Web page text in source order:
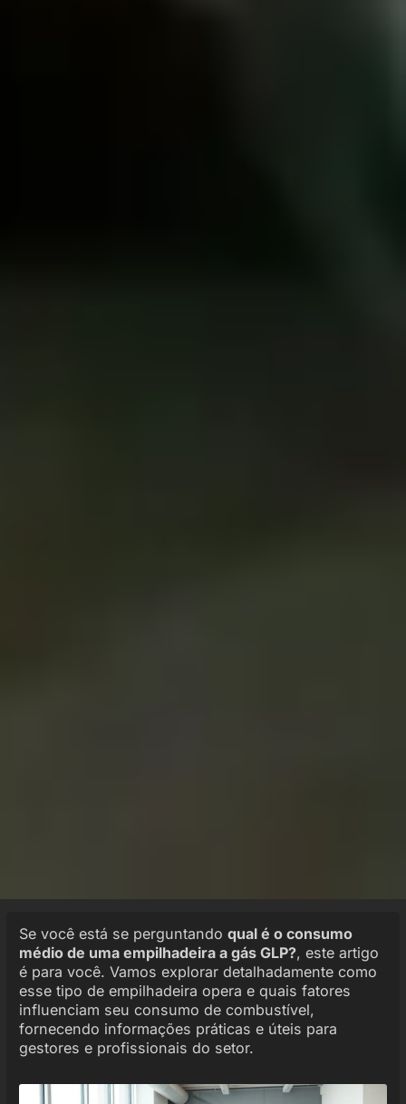
Se você está se perguntando qual é o consumo
médio de uma empilhadeira a gás GLP?, este artigo
é para você. Vamos explorar detalhadamente como
esse tipo de empilhadeira opera e quais fatores
influenciam seu consumo de combustível,
fornecendo informações práticas e úteis para
gestores e profissionais do setor.